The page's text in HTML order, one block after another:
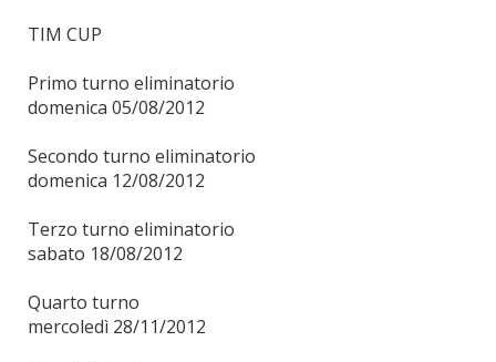
TIM CUP
Primo turno eliminatorio
domenica 05/08/2012
Secondo turno eliminatorio
domenica 12/08/2012
Terzo turno eliminatorio
sabato 18/08/2012
Quarto turno
mercoledì 28/11/2012